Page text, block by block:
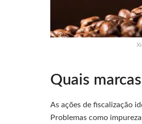
Quais
As ações de fiscalização
Problemas como